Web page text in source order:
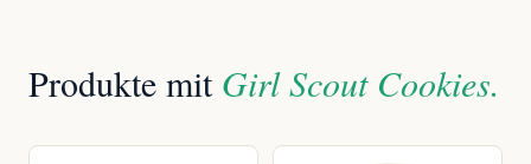
Produkte mit Girl Scout Cookies.